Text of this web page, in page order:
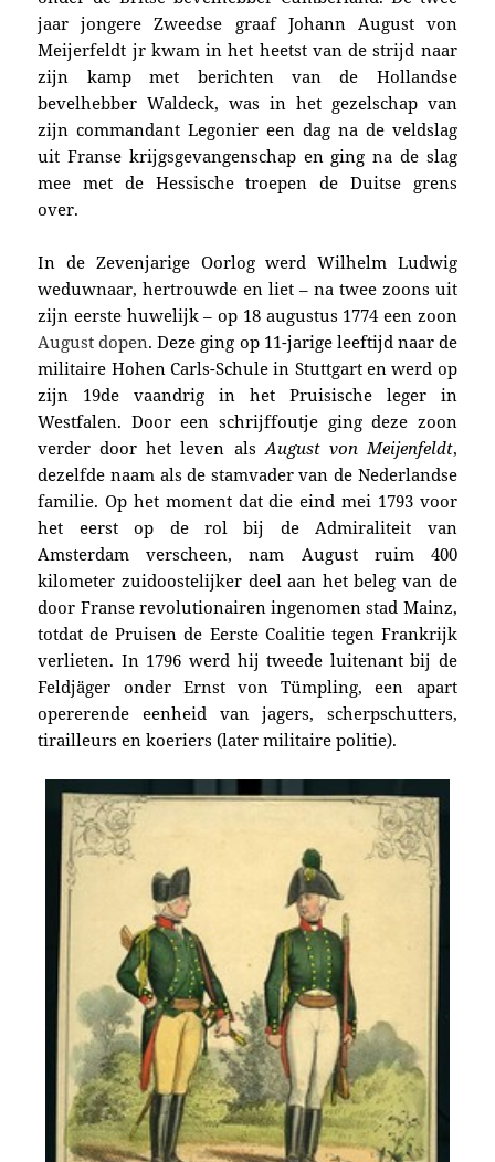
jaar jongere Zweedse graaf Johann August von
Meijerfeldt jr kwam in het heetst van de strijd naar
zijn kampmet berichten van de Hollandse
bevelhebber Waldeck, was in het gezelschap van
zijncommandantLegoniereen dag na de veldslag
uit Franse krijgsgevangenschap en ging na de slag
mee met de Hessische troepen de Duitse grens
over.
In de Zevenjarige Oorlog werd Wilhelm Ludwig
weduwnaar, hertrouwde en liet – na twee zoons uit
zijn eerste huwelijk –op 18 augustus 1774 een zoon
August dopen. Deze ging op 11-jarige leeftijd naar de
militaire Hohen Carls-Schule in Stuttgart en werd op
zijn 19de vaandrig in het Pruisische leger in
Westfalen. Door een schrijffoutje ging deze zoon
verder door het leven alsAugust von Meijenfeldt,
dezelfde naam als de stamvader van de Nederlandse
familie. Op het moment dat die eind mei 1793 voor
het eerst op de rol bij de Admiraliteit van
Amsterdam verscheen, nam August ruim 400
kilometer zuidoostelijker deel aan het beleg van de
door Franse revolutionairen ingenomen stad Mainz,
totdat de Pruisen de Eerste Coalitie tegen Frankrijk
verlieten. In 1796 werd hij tweede luitenant bij de
Feldjäger onder Ernst von Tümpling, een apart
opererende eenheid van jagers, scherpschutters,
tirailleurs en koeriers (later militaire politie).